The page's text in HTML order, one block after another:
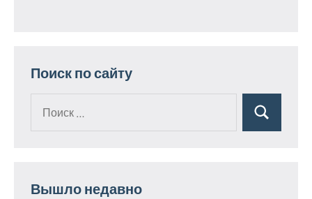
Поиск по сайту
Поиск
Вышло недавно